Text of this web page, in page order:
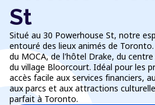
St
Situé au 30 Powerhouse St, notre
entouré des lieux animés de
du MOCA, de l'hôtel Drake, du
du village Bloorcourt. Idéal pour les
accès facile aux services financiers,
aux parcs et aux attractions
parfait à Toronto.